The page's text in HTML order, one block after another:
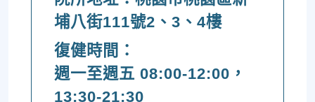
埔八街111號2、3、4樓
復健時間：
週一至週五 08:00-12:00，
13:30-21:30